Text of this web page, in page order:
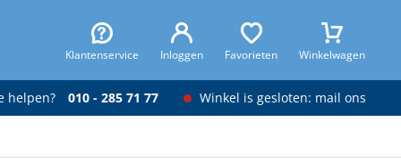
Klantenservice Inloggen Favorieten Winkelwagen
helpen? 010 - 285 71 77 Winkel is gesloten: mail ons